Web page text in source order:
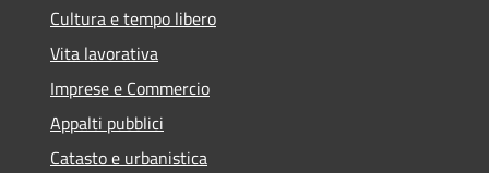
Cultura e tempo libero
Vita lavorativa
Imprese e Commercio
Appalti pubblici
Catasto e urbanistica